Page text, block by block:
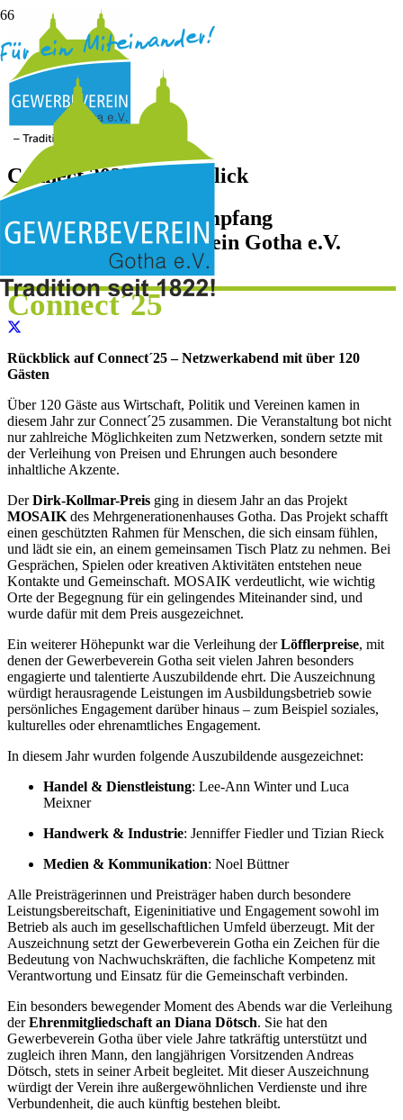
Connect 2025 – Rückblick
Jahresempfang
des Gewerbeverein Gotha e.V.
Connect´25
Rückblick auf Connect´25 – Netzwerkabend mit über 120
Gästen
Über 120 Gäste aus Wirtschaft, Politik und Vereinen kamen in
diesem Jahr zur Connect´25 zusammen. Die Veranstaltung bot nicht
nur zahlreiche Möglichkeiten zum Netzwerken, sondern setzte mit
der Verleihung von Preisen und Ehrungen auch besondere
inhaltliche Akzente.
DerDirk-Kollmar-Preis ging in diesem Jahr an das Projekt
MOSAIK des Mehrgenerationenhauses Gotha. Das Projekt schafft
einen geschützten Rahmen für Menschen, die sich einsam fühlen,
und lädt sie ein, an einem gemeinsamen Tisch Platz zu nehmen. Bei
Gesprächen, Spielen oder kreativen Aktivitäten entstehen neue
Kontakte und Gemeinschaft. MOSAIK verdeutlicht, wie wichtig
Orte der Begegnung für ein gelingendes Miteinander sind, und
wurde dafür mit dem Preis ausgezeichnet.
Ein weiterer Höhepunkt war die Verleihung derLöfflerpreise, mit
denen der Gewerbeverein Gotha seit vielen Jahren besonders
engagierte und talentierte Auszubildende ehrt. Die Auszeichnung
würdigt herausragende Leistungen im Ausbildungsbetrieb sowie
persönliches Engagement darüber hinaus – zum Beispiel soziales,
kulturelles oder ehrenamtliches Engagement.
In diesem Jahr wurden folgende Auszubildende ausgezeichnet:
Handel & Dienstleistung: Lee-Ann Winter und Luca
Meixner
Handwerk & Industrie: Jenniffer Fiedler und Tizian Rieck
Medien & Kommunikation: Noel Büttner
Alle Preisträgerinnen und Preisträger haben durch besondere
Leistungsbereitschaft, Eigeninitiative und Engagement sowohl im
Betrieb als auch im gesellschaftlichen Umfeld überzeugt. Mit der
Auszeichnung setzt der Gewerbeverein Gotha ein Zeichen für die
Bedeutung von Nachwuchskräften, die fachliche Kompetenz mit
Verantwortung und Einsatz für die Gemeinschaft verbinden.
Ein besonders bewegender Moment des Abends war die Verleihung
derEhrenmitgliedschaft an Diana Dötsch. Sie hat den
Gewerbeverein Gotha über viele Jahre tatkräftig unterstützt und
zugleich ihren Mann, den langjährigen Vorsitzenden Andreas
Dötsch, stets in seiner Arbeit begleitet. Mit dieser Auszeichnung
würdigt der Verein ihre außergewöhnlichen Verdienste und ihre
Verbundenheit, die auch künftig bestehen bleibt.